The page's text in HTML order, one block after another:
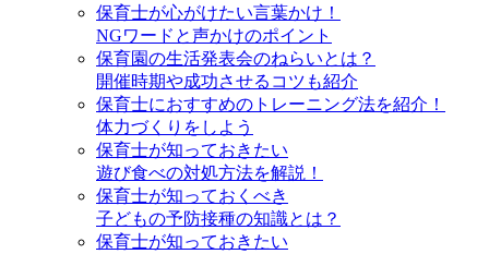
保育士が心がけたい言葉かけ！
NGワードと声かけのポイント
保育園の生活発表会のねらいとは？
開催時期や成功させるコツも紹介
保育士におすすめのトレーニング法を紹介！
体力づくりをしよう
保育士が知っておきたい
遊び食べの対処方法を解説！
保育士が知っておくべき
子どもの予防接種の知識とは？
保育士が知っておきたい